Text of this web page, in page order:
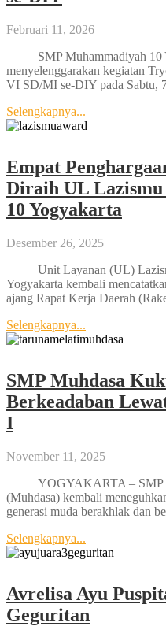
Februari 11, 2026
SMP Muhammadiyah 10
menyelenggarakan kegiatan
VI SD/MI se-DIY pada Sabtu,
Selengkapnya...
Empat
Diraih UL
10 Yogyakarta
Desember 26, 2025
Unit Layanan (UL)
Yogyakarta kembali
ajang Rapat Kerja Daerah
Selengkapnya...
SMP Muhdasa
Berkeadaban
I
November 11, 2025
YOGYAKARTA – SMP
(Muhdasa) kembali
generasi muda berakhlak dan
Selengkapnya...
Avrelisa Ayu
Geguritan